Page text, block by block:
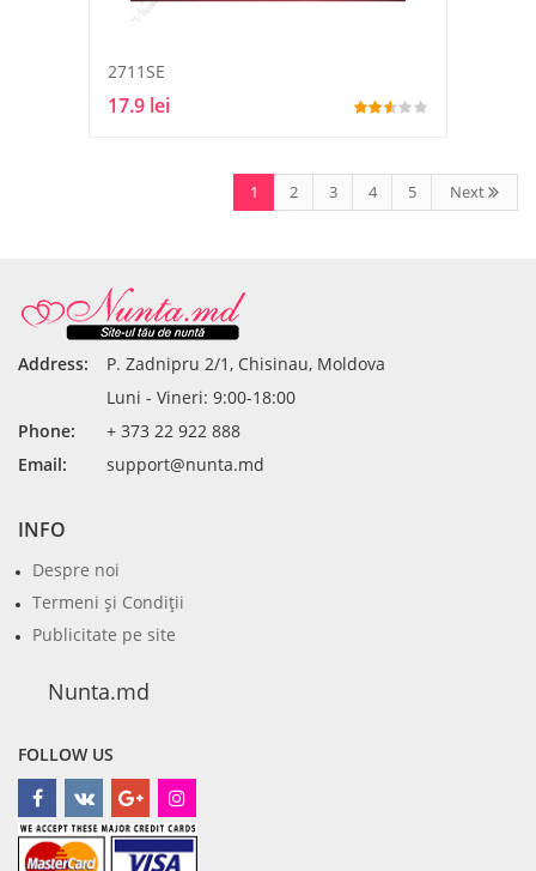
2711SE
17.9 lei
1 2 3 4 5 Next
Address:
P. Zadnipru 2/1, Chisinau, Moldova
Luni - Vineri: 9:00-18:00
Phone:
+ 373 22 922 888
Email:
support@nunta.md
INFO
Despre noi
Termeni şi Condiţii
Publicitate pe site
Nunta.md
FOLLOW US